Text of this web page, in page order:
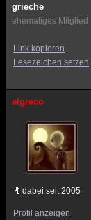
grieche
ehemaliges Mitglied
Link kopieren
Lesezeichen setzen
elgreco
dabei seit 2005
Profil anzeigen